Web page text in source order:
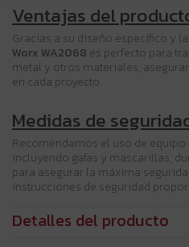
Ventajas del
Gracias a su diseño específico y
Worx WA2068 es perfecto para
metal y otros materiales,
en cada proyecto.
Medidas de
Recomendamos el uso de
incluyendo gafas y mascarillas,
para asegurar la máxima
instrucciones de seguridad
Detalles del producto